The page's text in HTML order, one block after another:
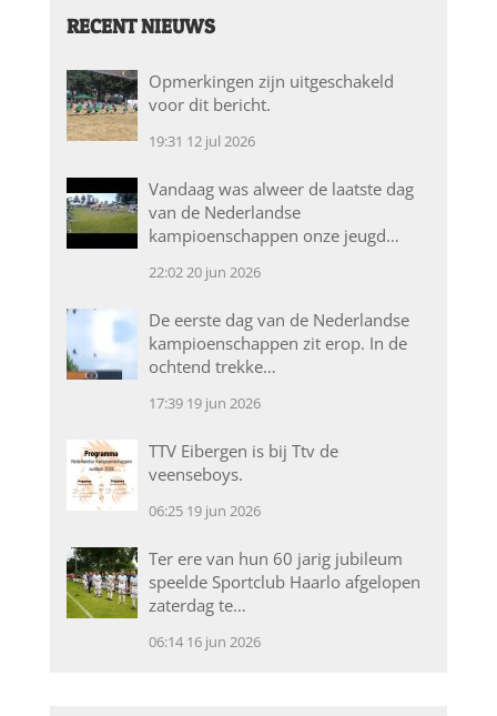
RECENT NIEUWS
Opmerkingen zijn uitgeschakeld
voor dit bericht.
19:31 12 jul 2026
Vandaag was alweer de laatste dag
van de Nederlandse
kampioenschappen onze jeugd…
22:02 20 jun 2026
De eerste dag van de Nederlandse
kampioenschappen zit erop. In de
ochtend trekke…
17:39 19 jun 2026
TTV Eibergen is bij Ttv de
veenseboys.
06:25 19 jun 2026
Ter ere van hun 60 jarig jubileum
speelde Sportclub Haarlo afgelopen
zaterdag te…
06:14 16 jun 2026